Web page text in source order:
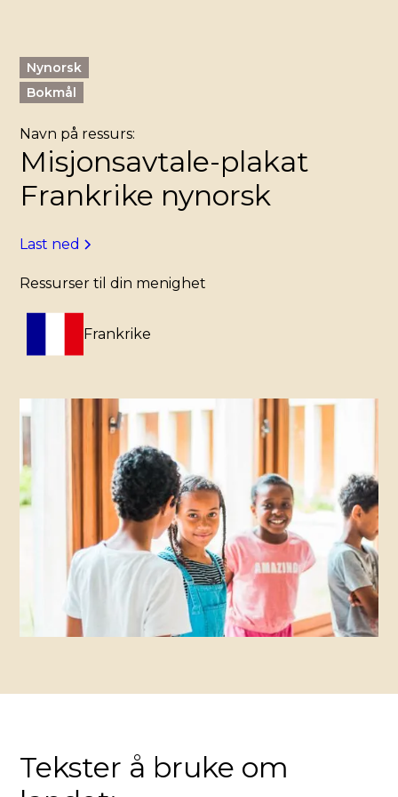
Nynorsk
Bokmål
Navn på ressurs:
Misjonsavtale-plakat
Frankrike nynorsk
Last ned
Ressurser til din menighet
Frankrike
Tekster å bruke om